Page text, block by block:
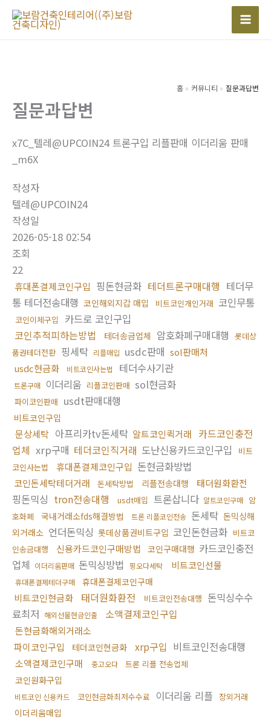
Main
홈 커뮤니티 질문과답변
질문과답변
x7C_텔레@UPCOIN24 트론구입 리플판매 이더리움 판매
_m6X
작성자
텔레@UPCOIN24
작성일
2026-05-18 02:54
조회
22
휴대폰결제코인구입 핑돈현금화 테더트론구매대행 테더무
통 테더전송대행 코인해외지갑 매입 비트코인개인거래 코인무통
코인이체구입
카드로 코인구입
코인추적피하는방법
테더송금업체 암호화폐구매대행 롯데상
품권테더전환 핑세탁 리플매입 usdc판매 sol판매처
usdc현금화
비트코인사는법 테더수사기관
트론구매 이더리움 리플코인판매 sol현금화
파이코인판매 usdt판매대행
비트코인구입
문상세탁 아프리카tv돈세탁 알트코인퀵거래
카드코인충전
업체 xrp구매 테더코인직거래 도난신용카드코인구입
비트
코인사는법
휴대폰결제코인구입 돈현금화방법
코인돈세탁테더거래 돈세탁방법 리플전송대행 태더원화환전
핑돈믹싱 tron전송대행 usdt매입 트론삽니다 알트코인구매 암
호화폐
국내거래소fds해결방법 트론 리플코인전송 돈세탁 돈믹싱해
외거래소 언더돈믹싱 롯데상품권비트구입 코인돈현금화 비트코
인송금대행
신용카드코인구매방법 코인구매대행 카드코인충전
업체 이더리움판매 돈믹싱방법 핑오다세탁 비트코인선물
휴대폰결제테더구매 휴대폰결제코인구매
비트코인현금화 태더원화환전 비트코인전송대행 돈믹싱수수
료최저 해외선물현금인출 소액결제코인구입
돈현금화해외거래소
파이코인구입
테더코인현금화 xrp구입 비트코인전송대행
소액결제코인구매 중고오다 트론 리플 전송업체
코인원화구입
비트코인 신용카드 코인현금화최저수수료 이더리움 리플 장외거래
이더리움매입